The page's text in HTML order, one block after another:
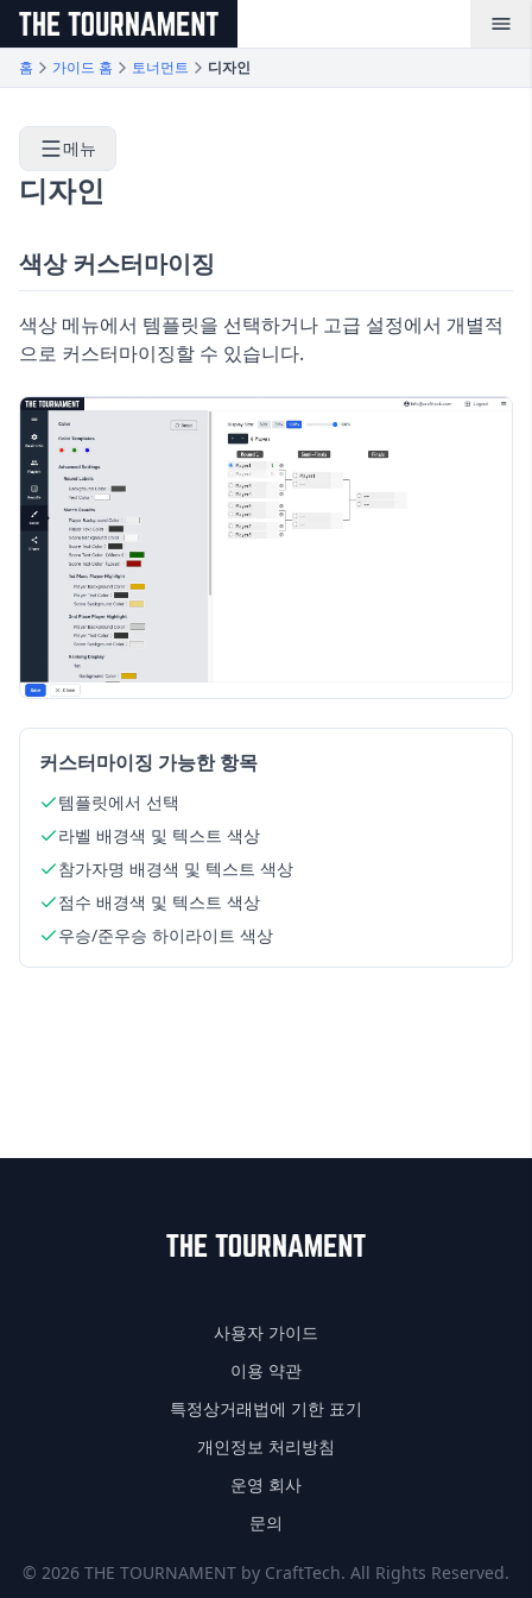
メインコンテンツへスキップ
홈 가이드 홈 토너먼트 디자인
메뉴
디자인
색상 커스터마이징
색상 메뉴에서 템플릿을 선택하거나 고급 설정에서 개별적
으로 커스터마이징할 수 있습니다.
커스터마이징 가능한 항목
템플릿에서 선택
라벨 배경색 및 텍스트 색상
참가자명 배경색 및 텍스트 색상
점수 배경색 및 텍스트 색상
우승/준우승 하이라이트 색상
사용자 가이드
이용 약관
특정상거래법에 기한 표기
개인정보 처리방침
운영 회사
문의
© 2026 THE TOURNAMENT by CraftTech. All Rights Reserved.